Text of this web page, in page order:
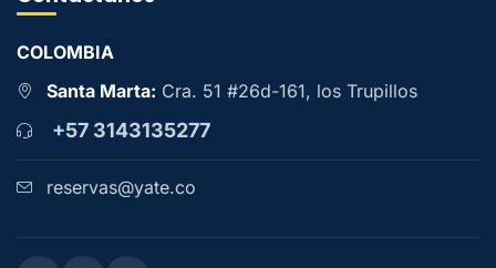
COLOMBIA
Santa Marta: Cra. 51 #26d-161, los Trupillos
+57 3143135277
reservas@yate.co